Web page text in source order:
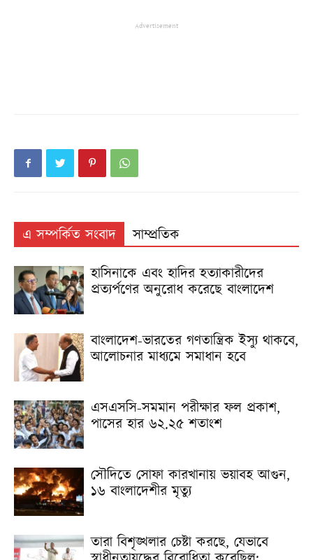
Advertisement
এ সম্পর্কিত সংবাদ
সাম্প্রতিক
হাসিনাকে এবং হা‌দির হত্যাকারীদের
প্রত্যর্পণের অনুরোধ করেছে বাংলাদেশ
বাংলাদেশ-ভারতের গণতান্ত্রিক ইস্যু থাকবে,
আলোচনার মাধ্যমে সমাধান হবে
এসএসসি-সমমান পরীক্ষার ফল প্রকাশ,
পাসের হার ৬২.২৫ শতাংশ
সৌদিতে সোফা কারখানায় ভয়াবহ আগুন,
১৬ বাংলাদেশীর মৃত্যু
তারা বিশৃঙ্খলার চেষ্টা করছে, যেভাবে